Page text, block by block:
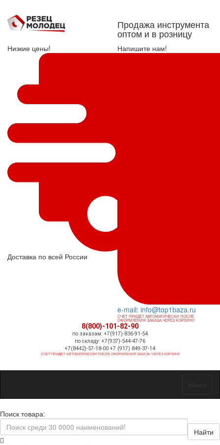
Продажа инструмента
оптом и в розницу
Низкие цены!
Доставка по всей России
Напишите нам!
e-mail: info@top1baza.ru
СЧЕТ ПРИДЕТ АВТОМАТИЧЕСКИ ПОСЛЕ
ОФОРМЛЕНИЯ ЗАКАЗА ЧЕРЕЗ КОРЗИНУ
8(800)-101-82-90
по заказам: +7(917)-836-91-54
по складу: +7(937)-544-47-76
+7(8442)-57-18-00 +7 (917) 849-37-14
СЧЕТ ПРИДЕТ АВТОМАТИЧЕСКИ ПОСЛЕ ОФОРМЛЕНИЯ ЗАКАЗА ЧЕРЕЗ КОРЗИНУ
Поиск товара:
Найти